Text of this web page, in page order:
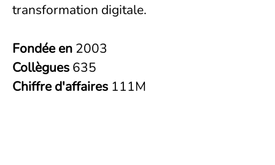
transformation digitale.
Fondée en 2003
Collègues 635
Chiffre d'affaires 111M